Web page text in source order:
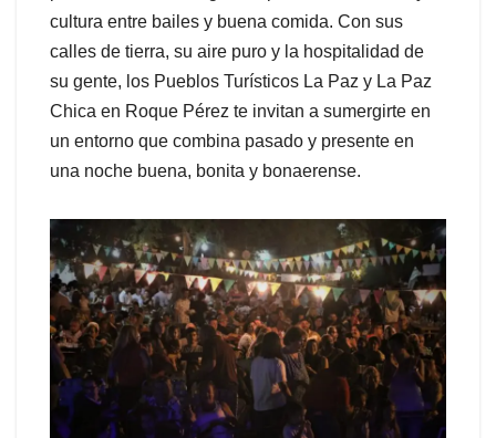
cultura entre bailes y buena comida. Con sus
calles de tierra, su aire puro y la hospitalidad de
su gente, los Pueblos Turísticos La Paz y La Paz
Chica en Roque Pérez te invitan a sumergirte en
un entorno que combina pasado y presente en
una noche buena, bonita y bonaerense.